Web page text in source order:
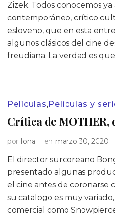
Zizek. Todos conocemos ya
contemporáneo, crítico
esloveno, que en esta
algunos clásicos del cine
freudiana. La verdad es
Películas,Películas y
Crítica de MOTHER,
por Iona en marzo 30, 2020
El director surcoreano
presentado algunas
el cine antes de coronarse
su catálogo es muy
comercial como